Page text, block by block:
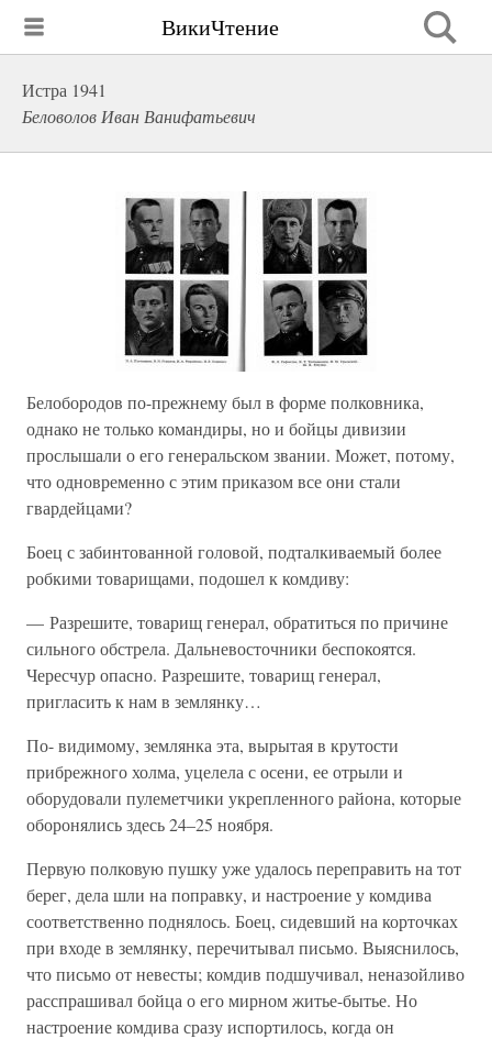
ВикиЧтение
Истра 1941
Беловолов Иван Ванифатьевич
Белобородов по-прежнему был в форме полковника,
однако не только командиры, но и бойцы дивизии
прослышали о его генеральском звании. Может, потому,
что одновременно с этим приказом все они стали
гвардейцами?
Боец с забинтованной головой, подталкиваемый более
робкими товарищами, подошел к комдиву:
— Разрешите, товарищ генерал, обратиться по причине
сильного обстрела. Дальневосточники беспокоятся.
Чересчур опасно. Разрешите, товарищ генерал,
пригласить к нам в землянку…
По- видимому, землянка эта, вырытая в крутости
прибрежного холма, уцелела с осени, ее отрыли и
оборудовали пулеметчики укрепленного района, которые
оборонялись здесь 24–25 ноября.
Первую полковую пушку уже удалось переправить на тот
берег, дела шли на поправку, и настроение у комдива
соответственно поднялось. Боец, сидевший на корточках
при входе в землянку, перечитывал письмо. Выяснилось,
что письмо от невесты; комдив подшучивал, неназойливо
расспрашивал бойца о его мирном житье-бытье. Но
настроение комдива сразу испортилось, когда он